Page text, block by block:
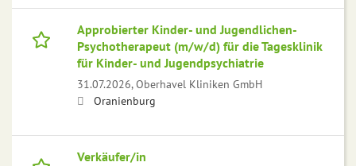
Approbierter Kinder- und Jugendlichen-
Psychotherapeut (m/w/d) für die Tagesklinik
für Kinder- und Jugendpsychiatrie
31.07.2026,Oberhavel Kliniken GmbH
Oranienburg
Verkäufer/in